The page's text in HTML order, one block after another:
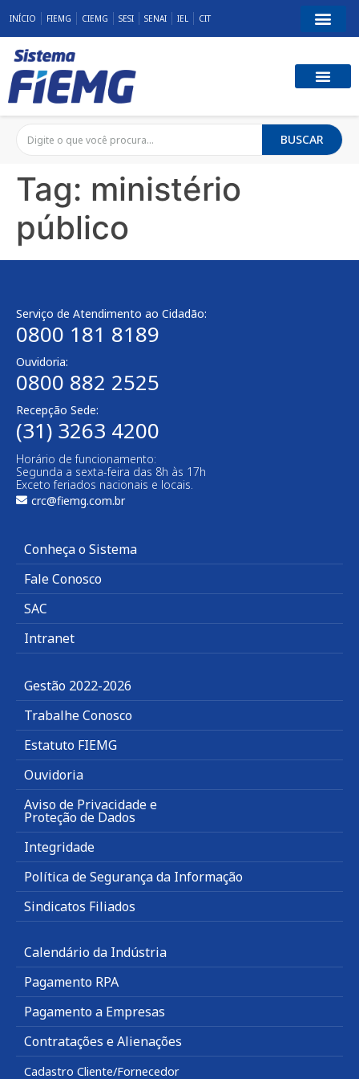
INÍCIO FIEMG CIEMG SESI SENAI IEL CIT
BUSCAR
Tag: ministério
público
Serviço de Atendimento ao Cidadão:
0800 181 8189
Ouvidoria:
0800 882 2525​
Recepção Sede:
(31) 3263 4200
Horário de funcionamento:
Segunda a sexta-feira das 8h às 17h
Exceto feriados nacionais e locais.
crc@fiemg.com.br
Conheça o Sistema
Fale Conosco
SAC
Intranet
Gestão 2022-2026
Trabalhe Conosco
Estatuto FIEMG
Ouvidoria
Aviso de Privacidade e
Proteção de Dados
Integridade
Política de Segurança da Informação
Sindicatos Filiados
Calendário da Indústria
Pagamento RPA
Pagamento a Empresas
Contratações e Alienações
Cadastro Cliente/Fornecedor